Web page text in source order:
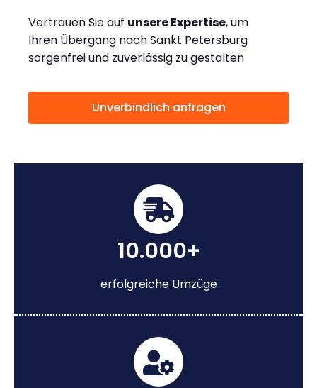
Vertrauen Sie auf unsere Expertise, um
Ihren Übergang nach Sankt Petersburg
sorgenfrei und zuverlässig zu gestalten
Unverbindlich anfragen
10.000+
erfolgreiche Umzüge